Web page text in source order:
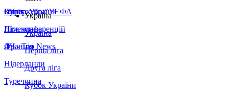
Збірна України
Італія
Німеччина
Франція
Нідерланди
Туреччина
Суперкубок УЄФА
Ліга конференцій
ЛЧ - Top News
Україна
Україна
Перша ліга
Друга ліга
Кубок України